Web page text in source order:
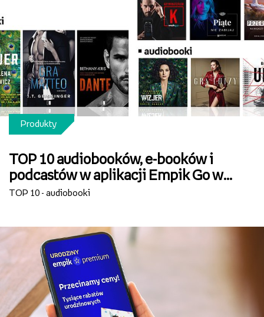
Produkty
TOP 10 audiobooków, e-booków i
podcastów w aplikacji Empik Go w
sierpniu
TOP 10 - audiobooki